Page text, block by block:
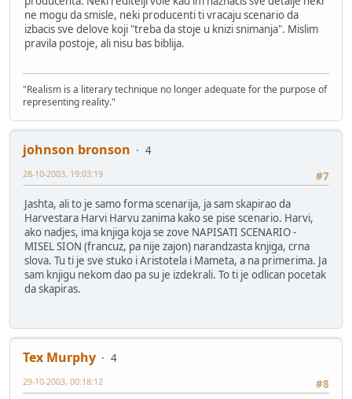
ne mogu da smisle, neki producenti ti vracaju scenario da
izbacis sve delove koji "treba da stoje u knizi snimanja". Mislim
pravila postoje, ali nisu bas biblija.
"Realism is a literary technique no longer adequate for the purpose of
representing reality."
johnson bronson
4
#7
28-10-2003, 19:03:19
Jashta, ali to je samo forma scenarija, ja sam skapirao da
Harvestara Harvi Harvu zanima kako se pise scenario. Harvi,
ako nadjes, ima knjiga koja se zove NAPISATI SCENARIO -
MISEL SION (francuz, pa nije zajon) narandzasta knjiga, crna
slova. Tu ti je sve stuko i Aristotela i Mameta, a na primerima. Ja
sam knjigu nekom dao pa su je izdekrali. To ti je odlican pocetak
da skapiras.
Tex Murphy
4
#8
29-10-2003, 00:18:12